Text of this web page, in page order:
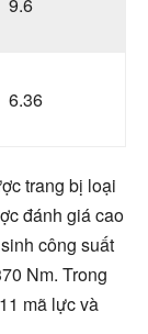
6.36
trang bị loại
đánh giá cao
công suất
Nm. Trong
mã lực và